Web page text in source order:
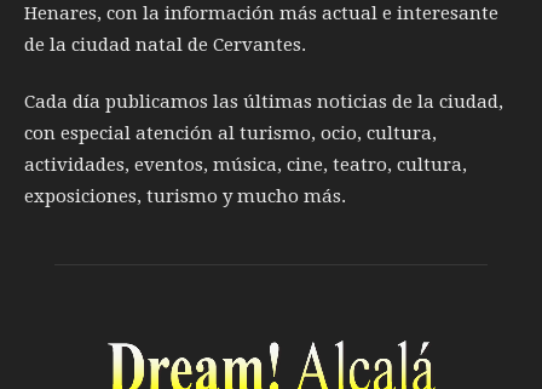
Henares, con la información más actual e interesante
de la ciudad natal de Cervantes.
Cada día publicamos las últimas noticias de la ciudad,
con especial atención al turismo, ocio, cultura,
actividades, eventos, música, cine, teatro, cultura,
exposiciones, turismo y mucho más.